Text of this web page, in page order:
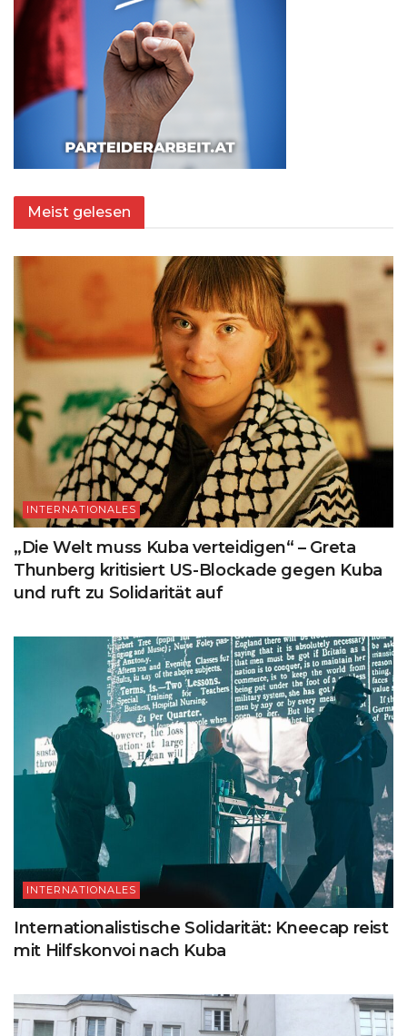
Meist gelesen
INTERNATIONALES
„Die Welt muss Kuba verteidigen“ – Greta
Thunberg kritisiert US-Blockade gegen Kuba
und ruft zu Solidarität auf
INTERNATIONALES
Internationalistische Solidarität: Kneecap reist
mit Hilfskonvoi nach Kuba